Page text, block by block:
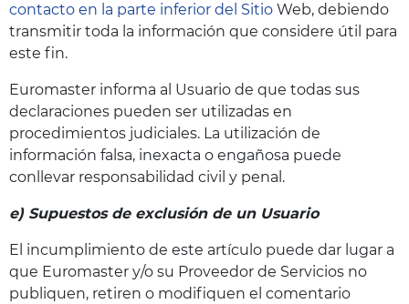
contacto en la parte inferior del Sitio Web, debiendo
transmitir toda la información que considere útil para
este fin.
Euromaster informa al Usuario de que todas sus
declaraciones pueden ser utilizadas en
procedimientos judiciales. La utilización de
información falsa, inexacta o engañosa puede
conllevar responsabilidad civil y penal.
e) Supuestos de exclusión de un Usuario
El incumplimiento de este artículo puede dar lugar a
que Euromaster y/o su Proveedor de Servicios no
publiquen, retiren o modifiquen el comentario